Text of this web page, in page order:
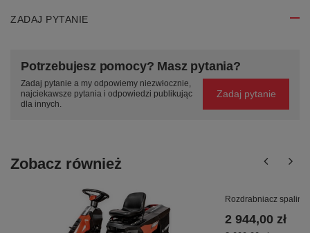
ZADAJ PYTANIE
Potrzebujesz pomocy? Masz pytania?
Zadaj pytanie a my odpowiemy niezwłocznie,
najciekawsze pytania i odpowiedzi publikując
dla innych.
Zadaj pytanie
Zobacz również
Rozdrabniacz
2 944,00 zł